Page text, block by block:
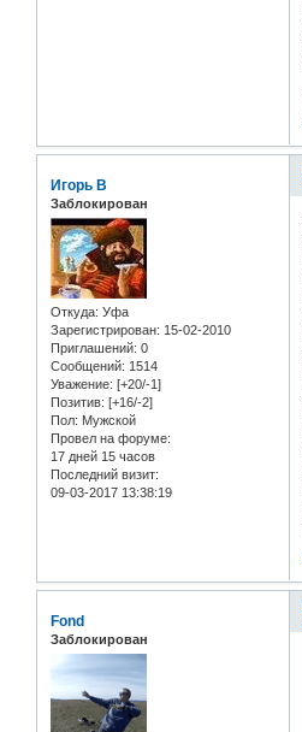
Игорь В
Заблокирован
Откуда: Уфа
Зарегистрирован: 15-02-2010
Приглашений: 0
Сообщений: 1514
Уважение: [+20/-1]
Позитив: [+16/-2]
Пол: Мужской
Провел на форуме:
17 дней 15 часов
Последний визит:
09-03-2017 13:38:19
Fond
Заблокирован